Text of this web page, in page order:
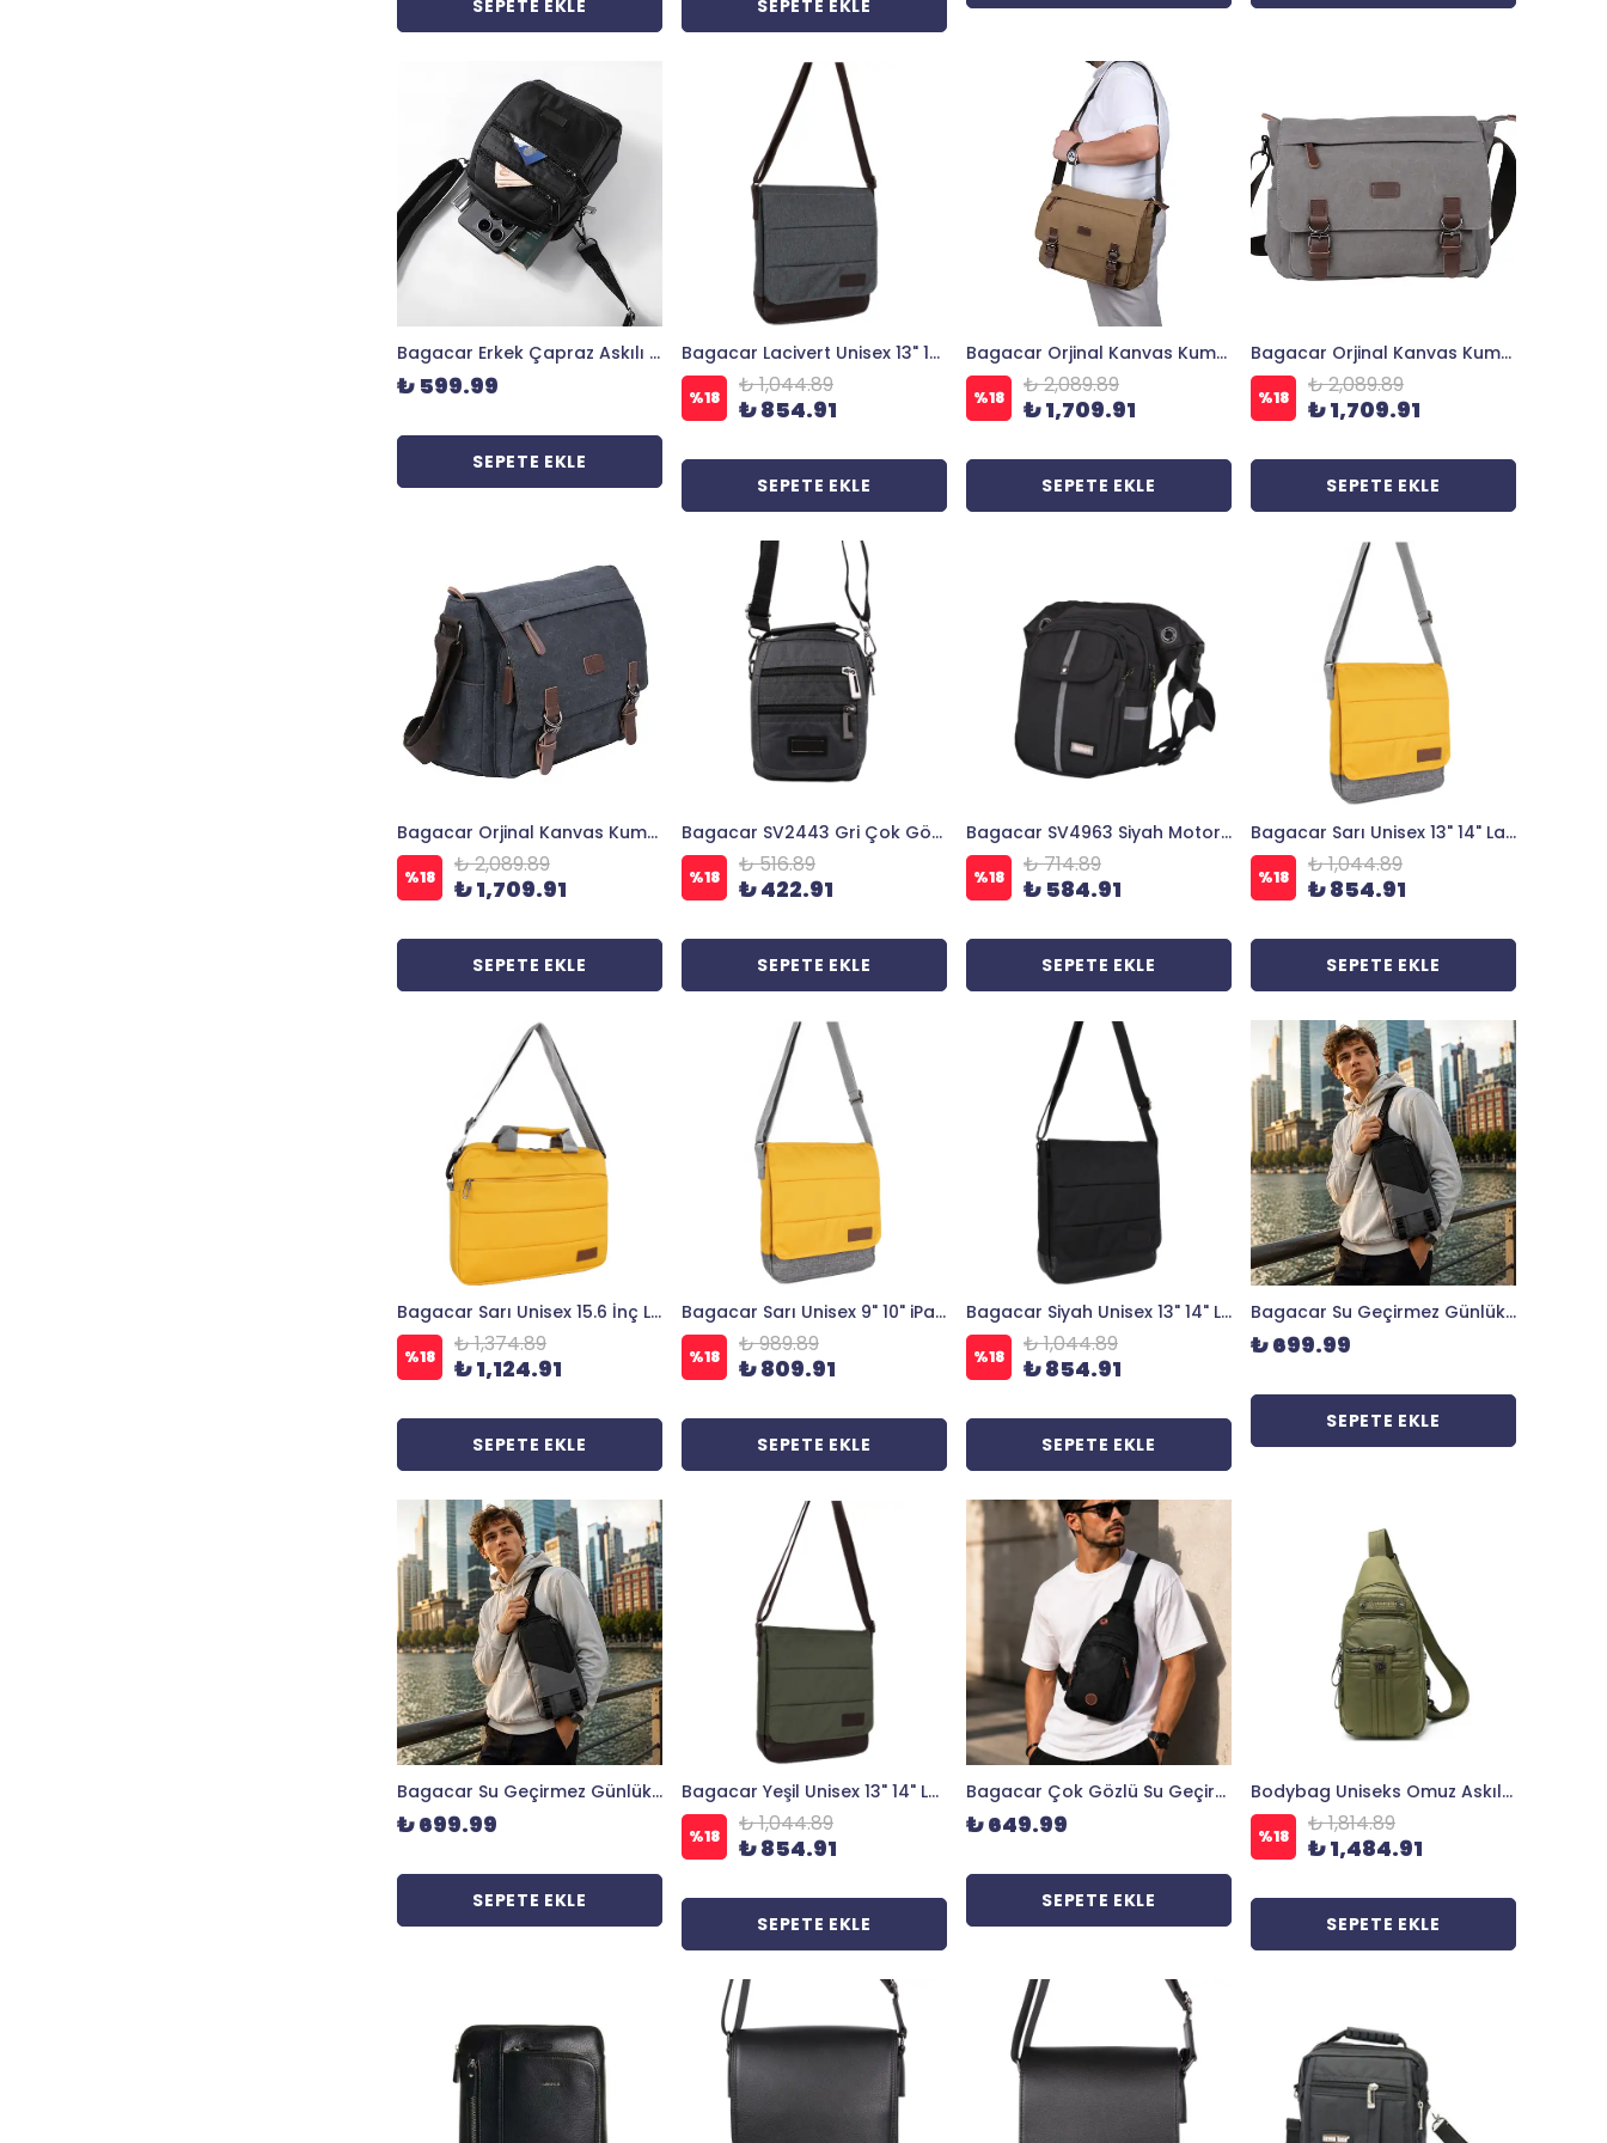
SEPETE EKLE SEPETE EKLE
Bagacar Erkek Çapraz Askılı Günlük Omuz Çantası Su Geçirmez
₺ 599.99
SEPETE EKLE
Bagacar Lacivert Unisex 13" 14" Laptop Mac Air Postacı Çantası
%18 ₺ 1,044.89
₺ 854.91
SEPETE EKLE
Bagacar Orjinal Kanvas Kumaş Laptop Bölmeli Unisex Çapraz Çanta Bej
%18 ₺ 2,089.89
₺ 1,709.91
SEPETE EKLE
Bagacar Orjinal Kanvas Kumaş Laptop Bölmeli Unisex Çapraz Çanta Gri
%18 ₺ 2,089.89
₺ 1,709.91
SEPETE EKLE
Bagacar Orjinal Kanvas Kumaş Laptop Bölmeli Unisex Çapraz Çanta Siyah
%18 ₺ 2,089.89
₺ 1,709.91
SEPETE EKLE
Bagacar SV2443 Gri Çok Gözlü Çapraz Erkek El ve Omuz Askılı Çanta
%18 ₺ 516.89
₺ 422.91
SEPETE EKLE
Bagacar SV4963 Siyah Motorcu ve Bacak Bağlamalı Erkek Bel Çantası
%18 ₺ 714.89
₺ 584.91
SEPETE EKLE
Bagacar Sarı Unisex 13" 14" Laptop Mac Air Postacı Çantası
%18 ₺ 1,044.89
₺ 854.91
SEPETE EKLE
Bagacar Sarı Unisex 15.6 İnç Laptop ve Evrak Çantası
%18 ₺ 1,374.89
₺ 1,124.91
SEPETE EKLE
Bagacar Sarı Unisex 9" 10" iPad ve Tabletli Postacı Çantası
%18 ₺ 989.89
₺ 809.91
SEPETE EKLE
Bagacar Siyah Unisex 13" 14" Laptop Mac Air Postacı Çantası
%18 ₺ 1,044.89
₺ 854.91
SEPETE EKLE
Bagacar Su Geçirmez Günlük Kullanım Çapraz Omuz Bodybag ve Sırt Çantası Siyah
₺ 699.99
SEPETE EKLE
Bagacar Su Geçirmez Günlük Kullanım Çapraz Omuz Bodybag ve Sırt Çantası Siyah
₺ 699.99
SEPETE EKLE
Bagacar Yeşil Unisex 13" 14" Laptop Mac Air Postacı Çantası
%18 ₺ 1,044.89
₺ 854.91
SEPETE EKLE
Bagacar Çok Gözlü Su Geçirmez Günlük Kullanım Çapraz Omuz ve Sırt Çantası Siyah
₺ 649.99
SEPETE EKLE
Bodybag Uniseks Omuz Askılı Çapraz Postacı Çanta 8712
%18 ₺ 1,814.89
₺ 1,484.91
SEPETE EKLE